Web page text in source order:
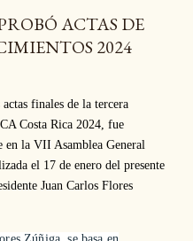
ACTAS DE
2024
finales de la tercera
Costa Rica 2024, fue
en la VII Asamblea General
el 17 de enero del presente
Juan Carlos Flores